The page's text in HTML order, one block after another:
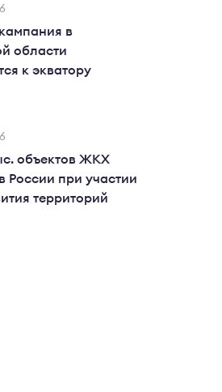
в
области
к экватору
объектов ЖКХ
России при участии
территорий